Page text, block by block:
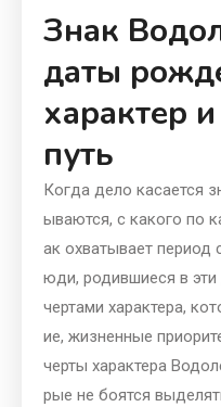
Знак
даты
характер
путь
Когда дело касается
ываются, с какого по
ак охватывает период
юди, родившиеся в
чертами характера,
ие, жизненные
черты характера
рые не боятся